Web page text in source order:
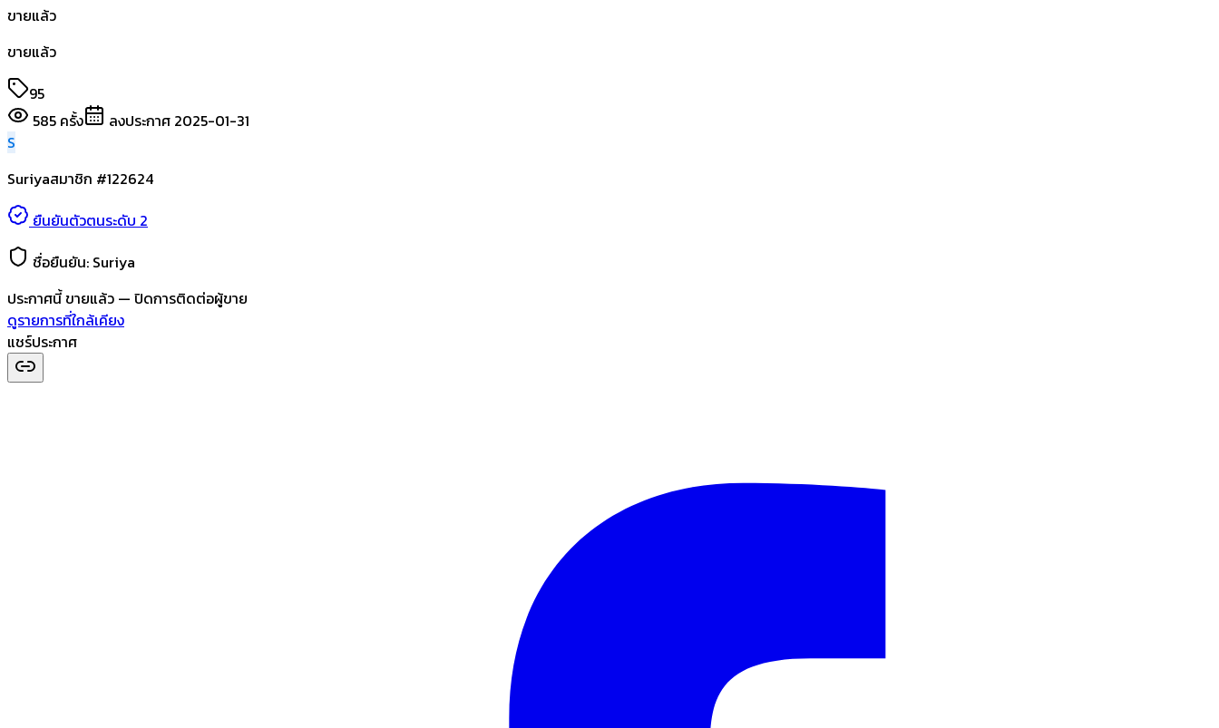
ขายแล้ว
ขายแล้ว
95
585 ครั้ง ลงประกาศ 2025-01-31
S
Suriyaสมาชิก #122624
ยืนยันตัวตนระดับ 2
ชื่อยืนยัน: Suriya
ประกาศนี้ขายแล้ว — ปิดการติดต่อผู้ขาย
ดูรายการที่ใกล้เคียง
แชร์ประกาศ